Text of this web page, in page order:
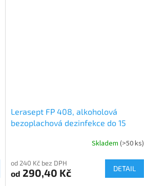
Lerasept FP 408, alkoholová
bezoplachová dezinfekce do 15
produktu
je
Skladem (>50 ks)
od 240 Kč bez DPH
od 290,40 Kč DETAIL